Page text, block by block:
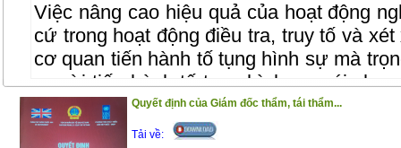
Việc nâng cao hiệu quả của hoạt động
cứ trong hoạt động điều tra, truy tố và
cơ quan tiến hành tố tụng hình sự mà
người tiến hành tố tụng hình sự nói
là có ý nghĩa thiết thực, nhằm góp phần
đảm xử lý đúng người, đúng tội, không
Quyết định của Giám đốc thẩm, tái thẩm...
Tải về: